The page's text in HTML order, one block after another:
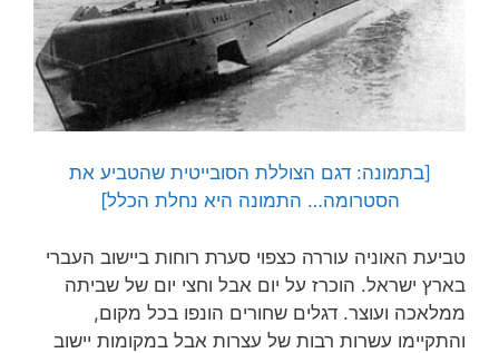
[בתמונה: דגם הצוללת הסובייטית שהטביע את
הסטרומה… התמונה היא נחלת הכלל]
טביעת האוניה עוררה כצפוי סערת רוחות ביישוב העברי
בארץ ישראל. הוכרז על יום אבל וחצי יום של שביתה
ממלאכה ועוצר. דגלים שחורים הונפו בכל מקום,
והתקיימו עשרות רבות של עצרות אבל במקומות יישוב